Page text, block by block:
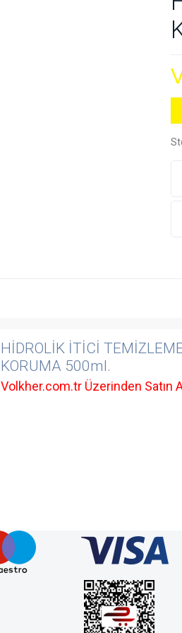
HİDROLİK İTİCİ
KORUMA 500ml.
Volkher.com.tr Üzerinden Satın